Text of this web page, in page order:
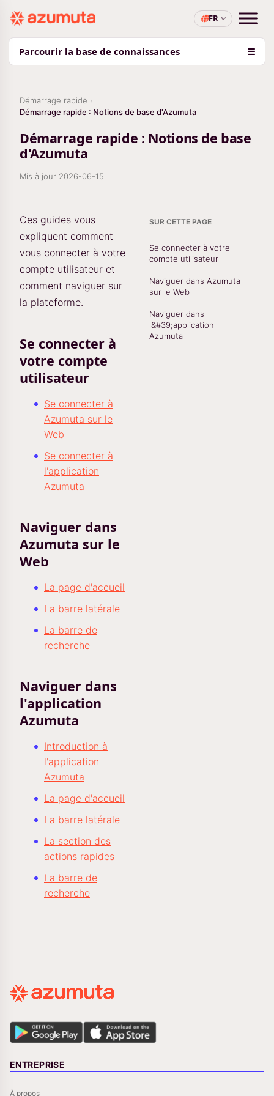
FR
Parcourir la base de connaissances ☰
Démarrage rapide
Démarrage rapide : Notions de base d'Azumuta
Démarrage rapide : Notions de base
d'Azumuta
Mis à jour 2026-06-15
Ces guides vous
expliquent comment
vous connecter à votre
compte utilisateur et
comment naviguer sur
la plateforme.
Se connecter à
votre compte
utilisateur
Se connecter à
Azumuta sur le
Web
Se connecter à
l'application
Azumuta
Naviguer dans
Azumuta sur le
Web
La page d'accueil
La barre latérale
La barre de
recherche
Naviguer dans
l'application
Azumuta
Introduction à
l'application
Azumuta
La page d'accueil
La barre latérale
La section des
actions rapides
La barre de
recherche
SUR CETTE PAGE
Se connecter à votre
compte utilisateur
Naviguer dans Azumuta
sur le Web
Naviguer dans
l&#39;application
Azumuta
ENTREPRISE
À propos